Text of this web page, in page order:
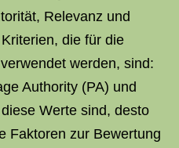
Relevanz und
die für die
werden, sind:
Authority (PA) und
Werte sind, desto
Faktoren zur Bewertung